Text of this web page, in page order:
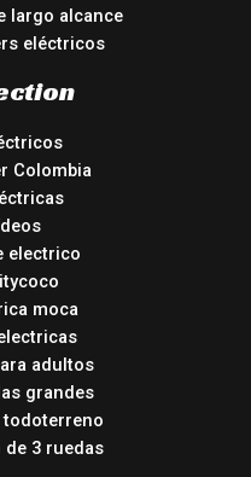
largo alcance
eléctricos
Colombia
electrico
moca
adultos
grandes
3 ruedas